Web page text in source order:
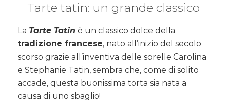
Tarte tatin: un grande classico
La Tarte Tatin è un classico dolce della
tradizione francese, nato all’inizio del secolo
scorso grazie all’inventiva delle sorelle Carolina
e Stephanie Tatin, sembra che, come di solito
accade, questa buonissima torta sia nata a
causa di uno sbaglio!